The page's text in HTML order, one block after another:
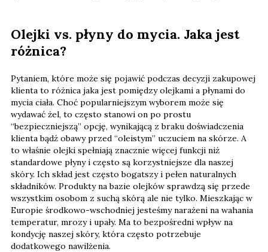
Olejki vs. płyny do mycia. Jaka jest
różnica?
Pytaniem, które może się pojawić podczas decyzji zakupowej
klienta to różnica jaka jest pomiędzy olejkami a płynami do
mycia ciała. Choć popularniejszym wyborem może się
wydawać żel, to często stanowi on po prostu
“bezpieczniejszą” opcję, wynikającą z braku doświadczenia
klienta bądź obawy przed “oleistym” uczuciem na skórze. A
to właśnie olejki spełniają znacznie więcej funkcji niż
standardowe płyny i często są korzystniejsze dla naszej
skóry. Ich skład jest często bogatszy i pełen naturalnych
składników. Produkty na bazie olejków sprawdzą się przede
wszystkim osobom z suchą skórą ale nie tylko. Mieszkając w
Europie środkowo-wschodniej jesteśmy narażeni na wahania
temperatur, mrozy i upały. Ma to bezpośredni wpływ na
kondycję naszej skóry, która często potrzebuje
dodatkowego nawilżenia.